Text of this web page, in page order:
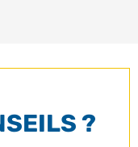
?